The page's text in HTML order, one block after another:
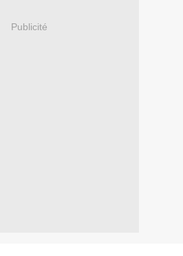
Publicité